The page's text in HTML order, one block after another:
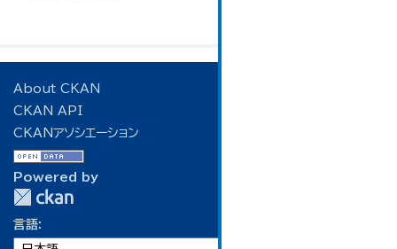
About CKAN
CKAN API
CKANアソシエーション
Powered by
言語